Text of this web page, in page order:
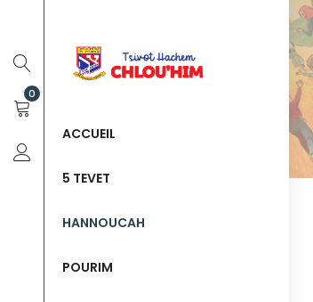
0
ACCUEIL
5 TEVET
HANNOUCAH
POURIM